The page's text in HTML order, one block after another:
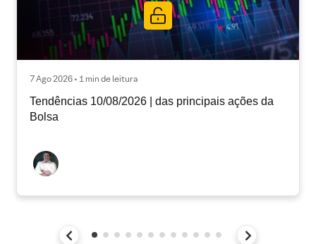
7 Ago 2026 • 1 min de leitura
Tendências 10/08/2026 | das principais ações da
Bolsa